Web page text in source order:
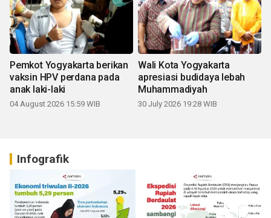
Pemkot Yogyakarta berikan
vaksin HPV perdana pada
anak laki-laki
04 August 2026 15:59 WIB
Wali Kota Yogyakarta
apresiasi budidaya lebah
Muhammadiyah
30 July 2026 19:28 WIB
Infografik